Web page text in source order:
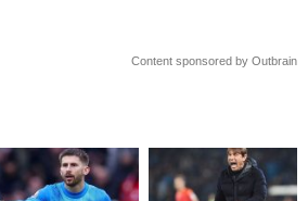
Content sponsored by Outbrain